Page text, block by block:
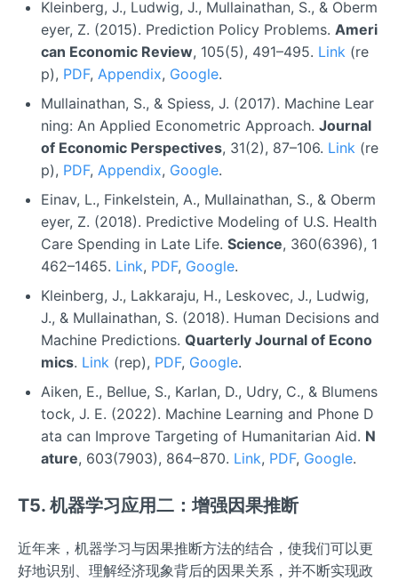
Kleinberg, J., Ludwig, J., Mullainathan, S., & Oberm
eyer, Z. (2015). Prediction Policy Problems. Ameri
can Economic Review, 105(5), 491–495. Link(re
p), PDF, Appendix, Google.
Mullainathan, S., & Spiess, J. (2017). Machine Lear
ning: An Applied Econometric Approach. Journal
of Economic Perspectives, 31(2), 87–106. Link(re
p), PDF, Appendix, Google.
Einav, L., Finkelstein, A., Mullainathan, S., & Oberm
eyer, Z. (2018). Predictive Modeling of U.S. Health
Care Spending in Late Life. Science, 360(6396), 1
462–1465. Link, PDF, Google.
Kleinberg, J., Lakkaraju, H., Leskovec, J., Ludwig,
J., & Mullainathan, S. (2018). Human Decisions and
Machine Predictions. Quarterly Journal of Econo
mics. Link(rep), PDF, Google.
Aiken, E., Bellue, S., Karlan, D., Udry, C., & Blumens
tock, J. E. (2022). Machine Learning and Phone D
ata can Improve Targeting of Humanitarian Aid. N
ature, 603(7903), 864–870. Link, PDF, Google.
T5. 机器学习应用二：增强因果推断
近年来，机器学习与因果推断方法的结合，使我们可以更
好地识别、理解经济现象背后的因果关系，并不断实现政